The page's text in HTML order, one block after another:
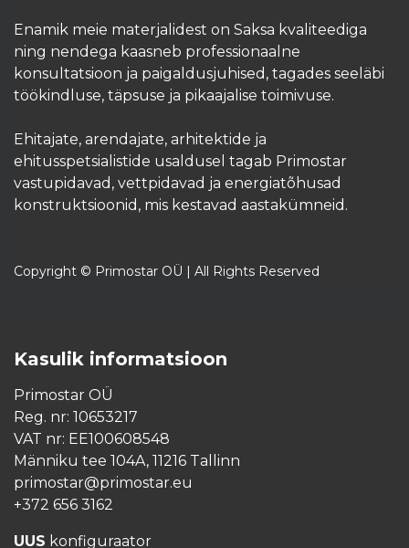
Enamik meie materjalidest on Saksa kvaliteediga
ning nendega kaasneb professionaalne
konsultatsioon ja paigaldusjuhised, tagades seeläbi
töökindluse, täpsuse ja pikaajalise toimivuse.
Ehitajate, arendajate, arhitektide ja
ehitusspetsialistide usaldusel tagab Primostar
vastupidavad, vettpidavad ja energiatõhusad
konstruktsioonid, mis kestavad aastakümneid.​
Copyright © Primostar OÜ | All Rights Reserved
Kasulik informatsioon
Primostar OÜ
Reg. nr: 10653217
VAT nr: EE100608548
Männiku tee 104A, 11216 Tallinn
primostar@primostar.eu
+372 656 3162
UUS konfiguraator